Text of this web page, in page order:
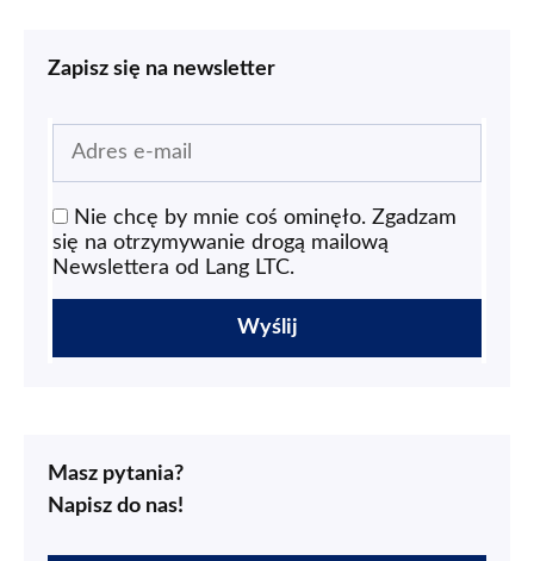
Zapisz się na newsletter
Nie chcę by mnie coś ominęło. Zgadzam
się na otrzymywanie drogą mailową
Newslettera od Lang LTC.
Masz pytania?
Napisz do nas!